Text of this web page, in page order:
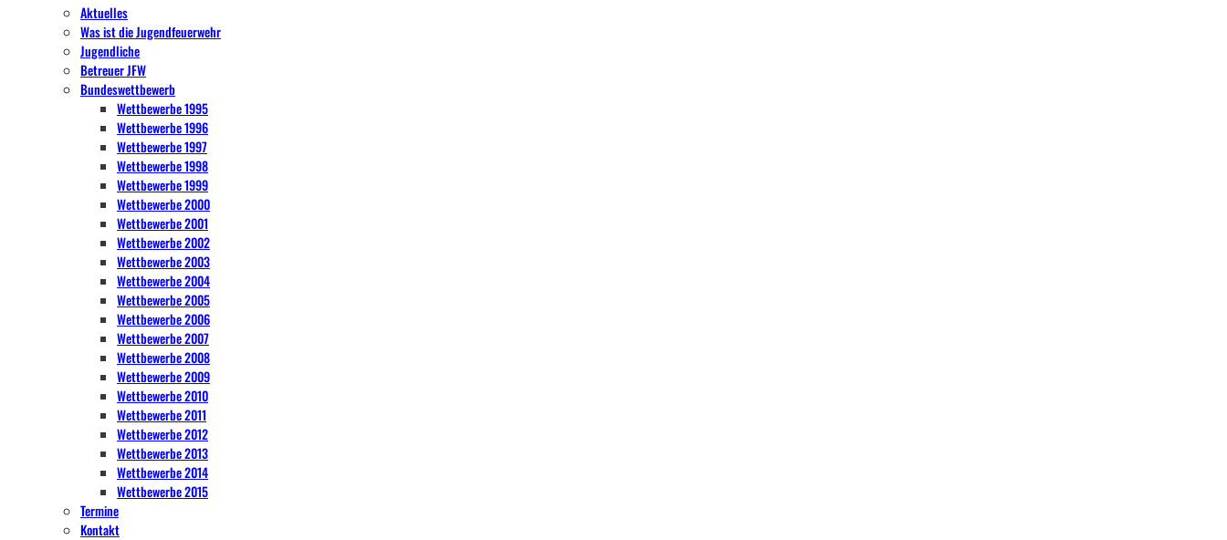
Aktuelles
Was ist die Jugendfeuerwehr
Jugendliche
Betreuer JFW
Bundeswettbewerb
Wettbewerbe 1995
Wettbewerbe 1996
Wettbewerbe 1997
Wettbewerbe 1998
Wettbewerbe 1999
Wettbewerbe 2000
Wettbewerbe 2001
Wettbewerbe 2002
Wettbewerbe 2003
Wettbewerbe 2004
Wettbewerbe 2005
Wettbewerbe 2006
Wettbewerbe 2007
Wettbewerbe 2008
Wettbewerbe 2009
Wettbewerbe 2010
Wettbewerbe 2011
Wettbewerbe 2012
Wettbewerbe 2013
Wettbewerbe 2014
Wettbewerbe 2015
Termine
Kontakt